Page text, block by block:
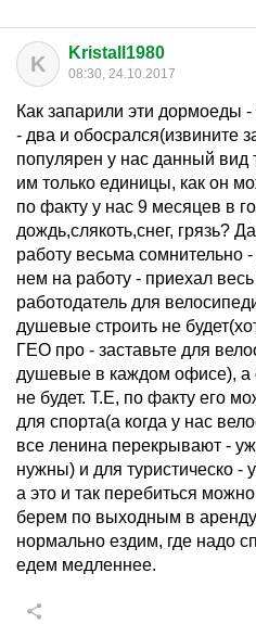
K Kristall1980
08:30, 24.10.2017
Как запарили эти дормоеды
- два и обосрался(извините
популярен у нас данный вид
им только единицы, как он
по факту у нас 9 месяцев в
дождь,слякоть,снег, грязь?
работу весьма сомнительно
нем на работу - приехал
работодатель для
душевые строить не
ГЕО про - заставьте для
душевые в каждом офисе), а
не будет. Т.Е, по факту его
для спорта(а когда у нас
все ленина перекрывают -
нужны) и для туристическо -
а это и так перебиться
берем по выходным в аренду
нормально ездим, где надо
едем медленнее.